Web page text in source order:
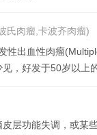
氏肉瘤,卡波齐肉瘤)
性出血性肉瘤
，好发于50岁以上
层功能失调，或